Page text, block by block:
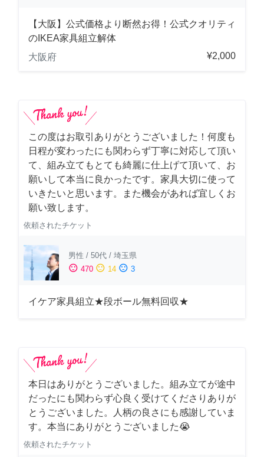
【大阪】公式価格より断然お得！公式クオリティ
のIKEA家具組立解体
大阪府
¥2,000
この度はお取引ありがとうございました！何度も
日程が変わったにも関わらず丁寧に対応して頂い
て、組み立てもとても綺麗に仕上げて頂いて、お
願いして本当に良かったです。家具大切に使って
いきたいと思います。また機会があれば宜しくお
願い致します。
依頼されたチケット
男性 / 50代 / 埼玉県
sentiment_satisfied 470 sentiment_neutral 14 sentiment_dissatisfied 3
イケア家具組立★段ボール無料回収★
本日はありがとうございました。組み立てが途中
だったにも関わらず心良く受けてくださりありが
とうございました。人柄の良さにも感謝していま
す。本当にありがとうございました😭
依頼されたチケット